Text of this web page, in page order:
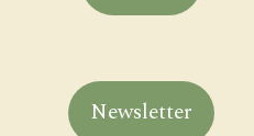
Newsletter